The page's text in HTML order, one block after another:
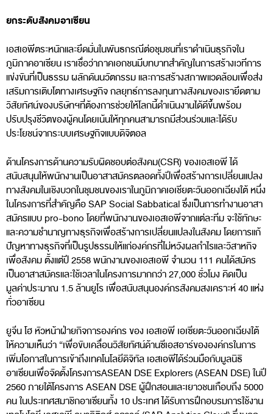
ยกระดับสังคมอาเซียน
เอสเอพีตระหนักและยึดมั่นในพันธกรณีต่อชุมชนที่เราดำเนินธุรกิจใน
ภูมิภาคอาเซียน เราเชื่อว่าภาคเอกชนมีบทบาทสำคัญในการสร้างเวทีการ
แข่งขันที่เป็นธรรม ผลักดันนวัตกรรม และการสร้างสภาพแวดล้อมเพื่อส่ง
เสริมการเติบโตทางเศรษฐกิจ กลยุทธ์การลงทุนทางสังคมของเรายึดตาม
วิสัยทัศน์ของบริษัทฯที่ต้องการช่วยให้โลกนี้ดำเนินงานได้ดีขึ้นพร้อม
ปรับปรุงชีวิตของผู้คนโดยเน้นให้ทุกคนสามารถมีส่วนร่วมและได้รับ
ประโยชน์จากระบบเศรษฐกิจแบบดิจิตอล
ด้านโครงการด้านความรับผิดชอบต่อสังคม(CSR) ของเอสเอพี ได้
สนับสนุนให้พนักงานเป็นอาสาสมัครตลอดทั้งปีเพื่อสร้างการเปลี่ยนแปลง
ทางสังคมในเชิงบวกในชุมชนของเราในภูมิภาคเอเชียตะวันออกเฉียงใต้ หนึ่ง
ในโครงการที่สำคัญคือ SAP Social Sabbatical ซึ่งเป็นการทำงานอาสา
สมัครแบบ pro-bono โดยที่พนักงานของเอสเอพีจากแต่ละทีม จะใช้ทักษะ
และความชำนาญทางธุรกิจเพื่อสร้างการเปลี่ยนแปลงในสังคม โดยการแก้
ปัญหาทางธุรกิจที่เป็นรูปธรรมให้แก่องค์กรที่ไม่หวังผลกำไรและวิสาหกิจ
เพื่อสังคม ตั้งแต่ปี 2558 พนักงานของเอสเอพี จำนวน 111 คนได้สมัคร
เป็นอาสาสมัครและใช้เวลาในโครงการมากกว่า 27,000 ชั่วโมง คิดเป็น
มูลค่าประมาณ 1.5 ล้านยูโร เพื่อสนับสนุนองค์กรสังคมสงเคราะห์ 40 แห่ง
ทั่วอาเซียน
ยูจีน โฮ หัวหน้าฝ่ายกิจการองค์กร ของ เอสเอพี เอเซียตะวันออกเฉียงใต้
ให้ความเห็นว่า “เพื่อขับเคลื่อนวิสัยทัศน์ด้านซีเอสอาร์ขององค์กรในการ
เพิ่มโอกาสในการเข้าถึงเทคโนโลยีดิจิทัล เอสเอพีได้ร่วมมือกับมูลนิธิ
อาเซียนเพื่อจัดตั้งโครงการASEAN DSE Explorers (ASEAN DSE) ในปี
2560 ภายใต้โครงการ ASEAN DSE ผู้ฝึกสอนและเยาวชนเกือบถึง 5000
คน ในประเทศสมาชิกอาเซียนทั้ง 10 ประเทศ ได้รับการฝึกอบรมการใช้งาน